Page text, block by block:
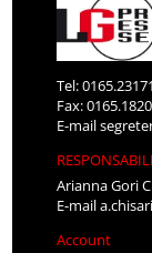
Tel:
Fax:
E-mail
Arianna Gori
E-mail
Account